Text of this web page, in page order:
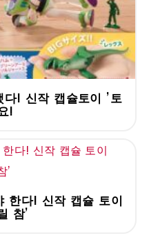
다! 신작 캡슐토이 '토
!
한다! 신작 캡슐 토이
참'